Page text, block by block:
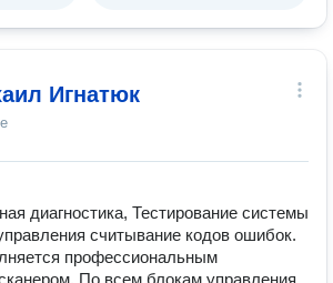
Игнатюк
диагностика, Тестирование системы
считывание кодов ошибок.
профессиональным
По всем блокам управления